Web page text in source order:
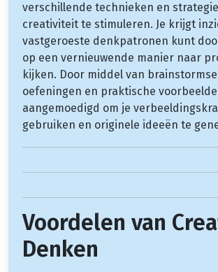
verschillende technieken en
creativiteit te stimuleren. Je krijgt
vastgeroeste denkpatronen kunt
op een vernieuwende manier naar
kijken. Door middel van
oefeningen en praktische
aangemoedigd om je
gebruiken en originele ideeën te
Voordelen van
Denken